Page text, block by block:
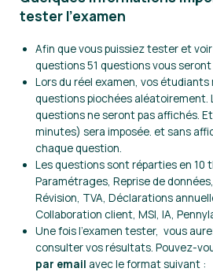
tester l'examen
Afin que vous puissiez tester et
questions 51 questions vous seront
Lors du réel examen, vos étudiants
questions piochées aléatoirement.
questions ne seront pas affichés.
minutes) sera imposée. et sans
chaque question.
Les questions sont réparties en 10
Paramétrages, Reprise de
Révision, TVA, Déclarations
Collaboration client, MSI, IA,
Une fois l'examen tester, vous
consulter vos résultats. Pouvez-
par email avec le format suivant :